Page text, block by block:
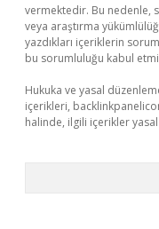
vermektedir. Bu nedenle,
veya araştırma
yazdıkları içeriklerin
bu sorumluluğu kabul
Hukuka ve yasal
içerikleri,
halinde, ilgili içerikler